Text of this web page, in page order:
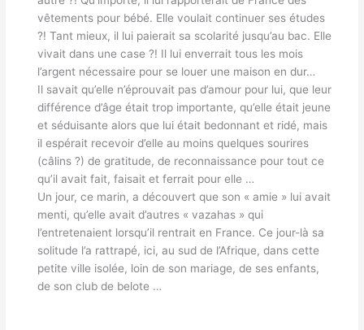
vêtements pour bébé. Elle voulait continuer ses études
?! Tant mieux, il lui paierait sa scolarité jusqu’au bac. Elle
vivait dans une case ?! Il lui enverrait tous les mois
l’argent nécessaire pour se louer une maison en dur…
Il savait qu’elle n’éprouvait pas d’amour pour lui, que leur
différence d’âge était trop importante, qu’elle était jeune
et séduisante alors que lui était bedonnant et ridé, mais
il espérait recevoir d’elle au moins quelques sourires
(câlins ?) de gratitude, de reconnaissance pour tout ce
qu’il avait fait, faisait et ferrait pour elle …
Un jour, ce marin, a découvert que son « amie » lui avait
menti, qu’elle avait d’autres « vazahas » qui
l’entretenaient lorsqu’il rentrait en France. Ce jour-là sa
solitude l’a rattrapé, ici, au sud de l’Afrique, dans cette
petite ville isolée, loin de son mariage, de ses enfants,
de son club de belote …